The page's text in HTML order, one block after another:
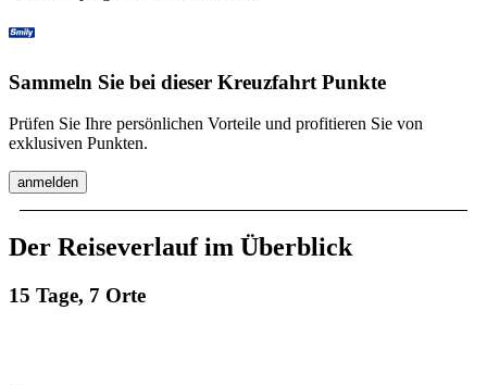
Sammeln Sie bei dieser Kreuzfahrt Punkte
Prüfen Sie Ihre persönlichen Vorteile und profitieren Sie von
exklusiven Punkten.
anmelden
Der Reiseverlauf im Überblick
15 Tage, 7 Orte